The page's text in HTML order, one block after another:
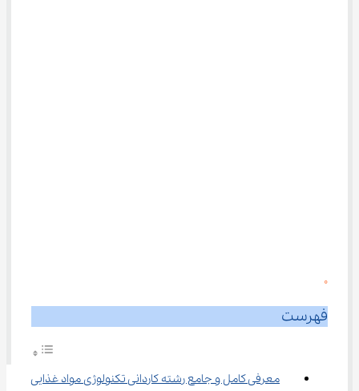
0
فهرست
معرفی کامل و جامع رشته ﻛﺎردانی ﺗﻜﻨﻮﻟﻮژی ﻣﻮاد ﻏﺬایی